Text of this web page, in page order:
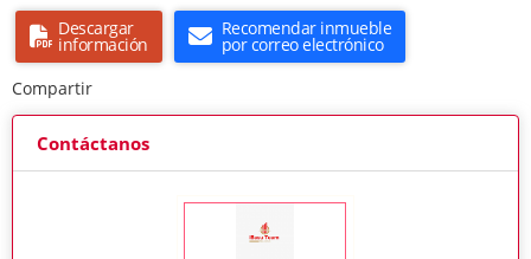
Descargar
información
Recomendar inmueble
por correo electrónico
Compartir
Contáctanos